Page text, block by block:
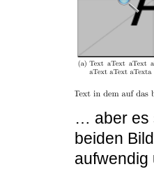
… aber es
beiden